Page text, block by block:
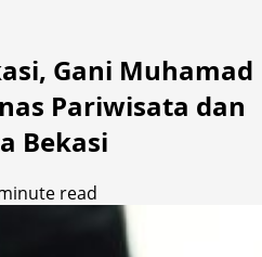
Gani Muhamad
Pariwisata dan
Bekasi
read